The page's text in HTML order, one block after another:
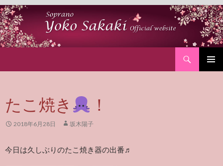
たこ焼き ！
2018年6月28日 坂木陽子
今日は久しぶりのたこ焼き器の出番♬